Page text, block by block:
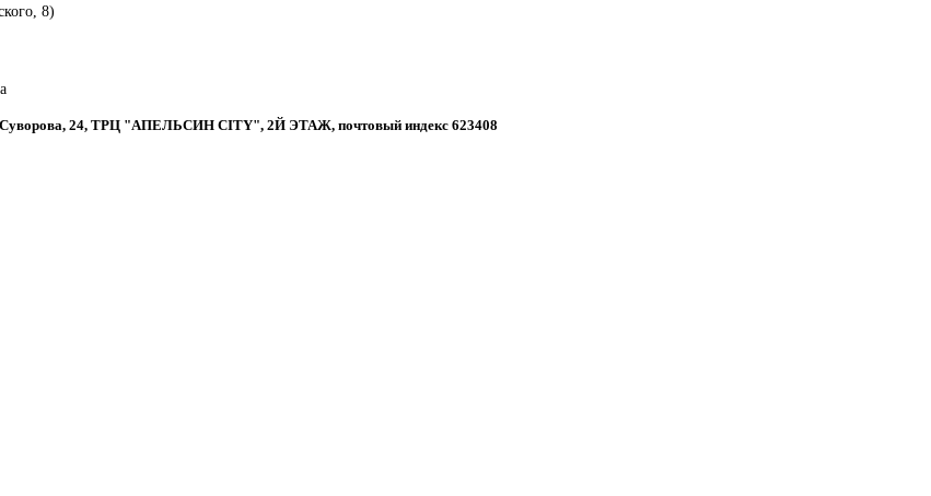
8)
Суворова, 24, ТРЦ "АПЕЛЬСИН CITY", 2Й ЭТАЖ, почтовый индекс 623408